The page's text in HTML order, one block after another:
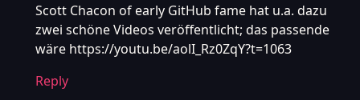
Scott Chacon of early GitHub fame hat u.a. dazu
zwei schöne Videos veröffentlicht; das passende
wäre https://youtu.be/aolI_Rz0ZqY?t=1063
Reply